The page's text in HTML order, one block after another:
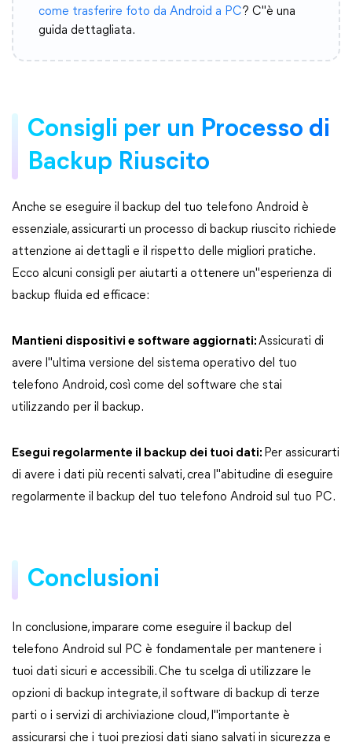
come trasferire foto da Android a PC? C"è una
guida dettagliata.
Consigli per un Processo di
Backup Riuscito
Anche se eseguire il backup del tuo telefono Android è
essenziale, assicurarti un processo di backup riuscito richiede
attenzione ai dettagli e il rispetto delle migliori pratiche.
Ecco alcuni consigli per aiutarti a ottenere un"esperienza di
backup fluida ed efficace:
Mantieni dispositivi e software aggiornati:Assicurati di
avere l"ultima versione del sistema operativo del tuo
telefono Android, così come del software che stai
utilizzando per il backup.
Esegui regolarmente il backup dei tuoi dati: Per assicurarti
di avere i dati più recenti salvati, crea l"abitudine di eseguire
regolarmente il backup del tuo telefono Android sul tuo PC.
Conclusioni
In conclusione, imparare come eseguire il backup del
telefono Android sul PC è fondamentale per mantenere i
tuoi dati sicuri e accessibili. Che tu scelga di utilizzare le
opzioni di backup integrate, il software di backup di terze
parti o i servizi di archiviazione cloud, l"importante è
assicurarsi che i tuoi preziosi dati siano salvati in sicurezza e